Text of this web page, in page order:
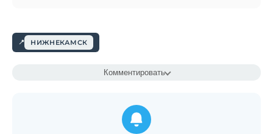
НИЖНЕКАМСК
Комментировать